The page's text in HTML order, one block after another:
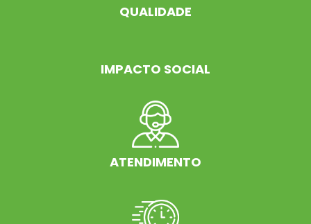
QUALIDADE
IMPACTO SOCIAL
ATENDIMENTO